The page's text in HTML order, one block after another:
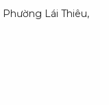
Lái Thiêu,